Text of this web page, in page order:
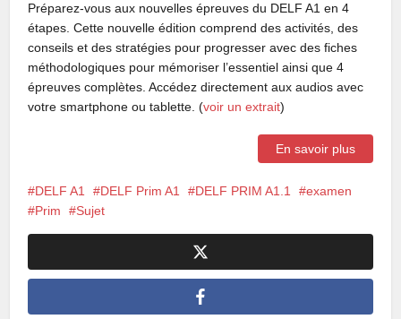
Préparez-vous aux nouvelles épreuves du DELF A1 en 4
étapes. Cette nouvelle édition comprend des activités, des
conseils et des stratégies pour progresser avec des fiches
méthodologiques pour mémoriser l’essentiel ainsi que 4
épreuves complètes. Accédez directement aux audios avec
votre smartphone ou tablette. (voir un extrait)
En savoir plus
DELF A1 DELF Prim A1 DELF PRIM A1.1
examen
Prim
Sujet